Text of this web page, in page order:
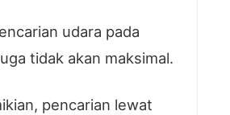
udara pada
tidak akan maksimal.
pencarian lewat